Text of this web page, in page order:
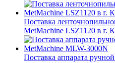
Поставка
MetMachine LSZ1120 в г.
Поставка аппарата